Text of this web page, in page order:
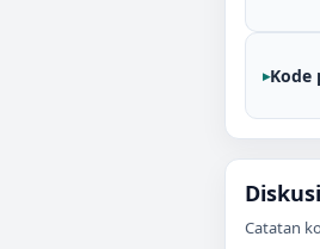
Kode
Catatan